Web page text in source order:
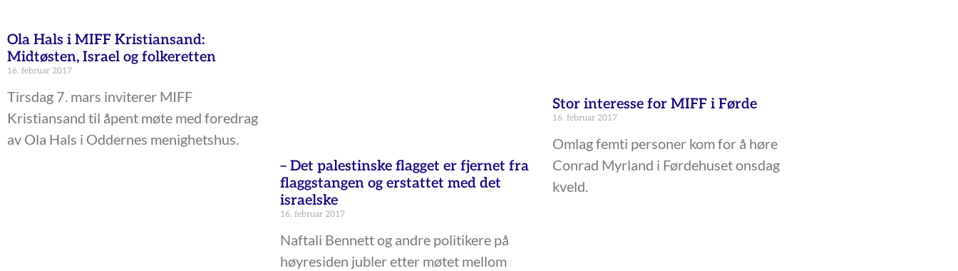
Ola Hals i MIFF Kristiansand:
Midtøsten, Israel og folkeretten
16. februar 2017
Tirsdag 7. mars inviterer MIFF
Kristiansand til åpent møte med foredrag
av Ola Hals i Oddernes menighetshus.
– Det palestinske flagget er fjernet fra
flaggstangen og erstattet med det
israelske
16. februar 2017
Naftali Bennett og andre politikere på
høyresiden jubler etter møtet mellom
Stor interesse for MIFF i Førde
16. februar 2017
Omlag femti personer kom for å høre
Conrad Myrland i Førdehuset onsdag
kveld.